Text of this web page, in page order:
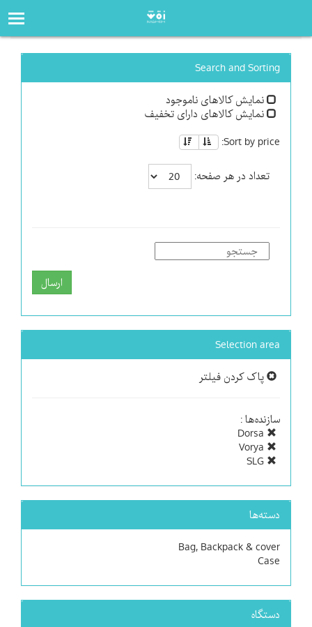
Search and Sorting
نمایش کالاهای ناموجود
نمایش کالاهای دارای تخفیف
Sort by price:
تعداد در هر صفحه:
ارسال
Selection area
پاک کردن فیلتر
سازنده‌ها :
دسته‌ها
Bag, Backpack & cover
Case
دستگاه